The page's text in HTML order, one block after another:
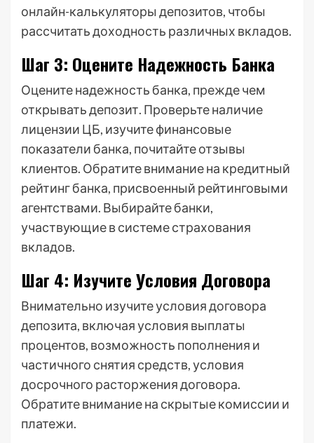
онлайн-калькуляторы депозитов, чтобы
рассчитать доходность различных вкладов.
Шаг 3: Оцените Надежность Банка
Оцените надежность банка, прежде чем
открывать депозит. Проверьте наличие
лицензии ЦБ, изучите финансовые
показатели банка, почитайте отзывы
клиентов. Обратите внимание на кредитный
рейтинг банка, присвоенный рейтинговыми
агентствами. Выбирайте банки,
участвующие в системе страхования
вкладов.
Шаг 4: Изучите Условия Договора
Внимательно изучите условия договора
депозита, включая условия выплаты
процентов, возможность пополнения и
частичного снятия средств, условия
досрочного расторжения договора.
Обратите внимание на скрытые комиссии и
платежи.